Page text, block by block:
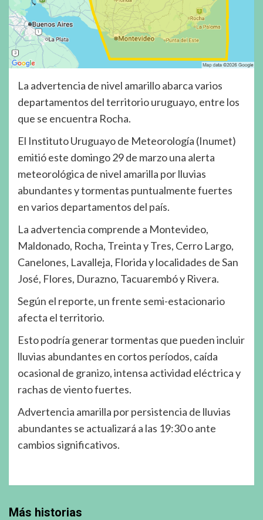
La advertencia de nivel amarillo abarca varios
departamentos del territorio uruguayo, entre los
que se encuentra Rocha.
El Instituto Uruguayo de Meteorología (Inumet)
emitió este domingo 29 de marzo una alerta
meteorológica de nivel amarilla por lluvias
abundantes y tormentas puntualmente fuertes
en varios departamentos del país.
La advertencia comprende a Montevideo,
Maldonado, Rocha, Treinta y Tres, Cerro Largo,
Canelones, Lavalleja, Florida y localidades de San
José, Flores, Durazno, Tacuarembó y Rivera.
Según el reporte, un frente semi-estacionario
afecta el territorio.
Esto podría generar tormentas que pueden incluir
lluvias abundantes en cortos períodos, caída
ocasional de granizo, intensa actividad eléctrica y
rachas de viento fuertes.
Advertencia amarilla por persistencia de lluvias
abundantes se actualizará a las 19:30 o ante
cambios significativos.
Más historias